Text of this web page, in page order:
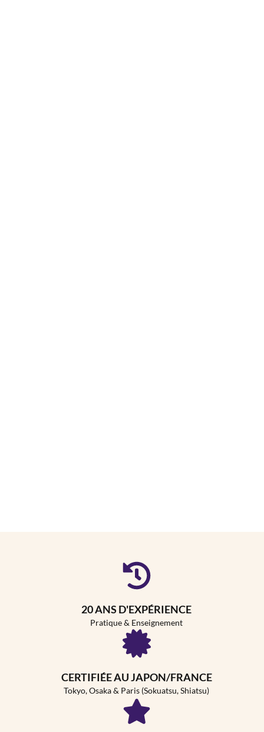
20 ANS D'EXPÉRIENCE
Pratique & Enseignement
CERTIFIÉE AU JAPON/FRANCE
Tokyo, Osaka & Paris (Sokuatsu, Shiatsu)